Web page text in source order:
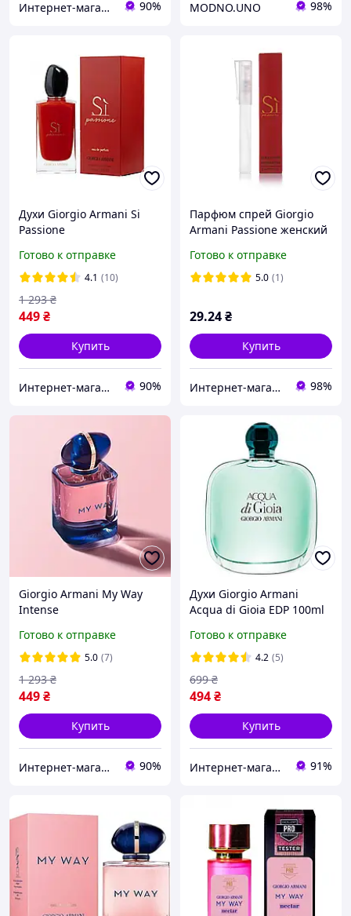
Интернет-магазин «ParfumCity» 90% MODNO.UNO 98%
Духи Giorgio Armani Si
Passione
100 ml (Джорджио
Армани Си Пассион Духи
Женские)
Готово к отправке
4.1 (10)
449₴
1 293 ₴
Купить
Интернет-магазин «ParfumCity» 90%
Парфюм спрей Giorgio
Armani Passione женский
Готово к отправке
5.0 (1)
29.24₴
Купить
Интернет-магазин "Optparfum" 98%
Giorgio Armani My Way
Intense
90 ml (Духи Армани Май
Вей Интенс Женские)
Готово к отправке
5.0 (7)
449₴
1 293 ₴
Купить
Интернет-магазин «ParfumCity» 90%
Духи Giorgio Armani
Acqua di Gioia EDP 100ml
Готово к отправке
4.2 (5)
494₴
699 ₴
Купить
Интернет-магазин Allegoriya 91%